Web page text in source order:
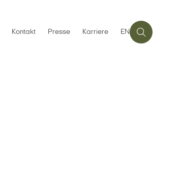
Kontakt Presse Karriere EN